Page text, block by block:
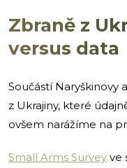
Zbraně z
versus data
Součástí Naryškinovy
z Ukrajiny, které
ovšem narážíme na
Small Arms Survey ve